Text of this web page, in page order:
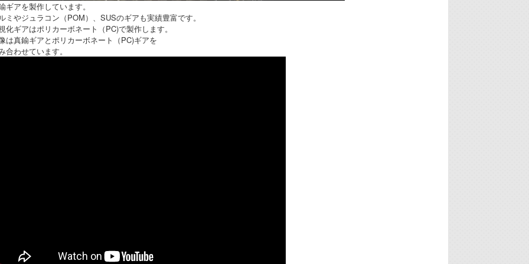
ギアを製作しています。
ミやジュラコン（POM）、SUSのギアも実績豊富です。
化ギアはポリカーボネート（PC)で製作します。
は真鍮ギアとポリカーボネート（PC)ギアを
合わせています。